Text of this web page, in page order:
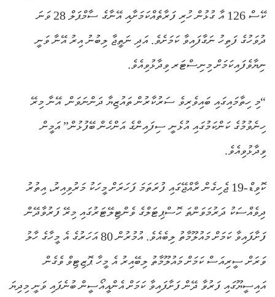
ކޭސް 126 އާ ގުޅުން ހުރި ފަރާތެއްކަމަށާއި އޭނާގެ ސާމްޕަލް 28 ވަނަ
ދުވަހުގެ ފަތިހު ނަގާފައިވާ ކަމަށެވެ. އަދި ނަތީޖާ ލިބުނު އިރު އޭނާ ވަނީ
ނިޔާވެފައިކަމަށް މިނިސްޓަރ ވިދާޅުވިއެވެ.
“މި ހިތާމައިގައި ބައިވެރިވެ ސަރުކާރުން ތައުޒިޔާ ދަންނަވަން. އޭނާ މިރޭ
ހިނެވުމުގެ ކަންކަމުގައި އުޅެނީ ސިފައިންގެ އަންހެން ބޭފުޅުން” އަމީން
ވިދާޅުވިއެވެ.
ކޮވިޑް-19 ޖެހިގެން ރާއްޖޭގައި ފުރަތަމަ ފަހަރަށް މީހަކު މަރުވިއިރު، އިތުރު
ދިވެއްސަކު ދަރުމަވަންތަ ހޮސްޕިޓަލްގެ ވެންޓިލޭޓަރުގައި މިރޭ ފަރުވާދޭން
ފަށާފައިވާ ކަމަށް މައުލޫމާތު ލިބެއެވެ. އުމުރުން 80 އަހަރުގެ އެ މީހާގެ ހާލު
ވަރަށް ސީރިއަސް ކަމަށް މައުލޫމާތު ލިބޭއިރު އެ މީހާ ޕޮޒިޓިވް ވެގެން
އައިސީޔޫގައި ފަރުވާ ދޭން ފަށާފައިވާ ކަމަށް އެންއީއޯސީން ބުނެފައި ވަނީ މިދިޔަ